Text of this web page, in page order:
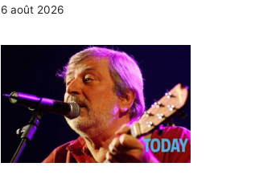
6 août 2026